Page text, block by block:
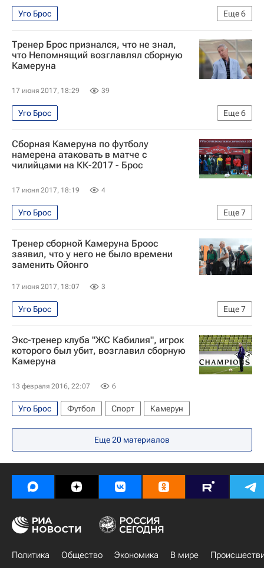
Еще6
Уго Брос
Кубок конфедераций по футболу 2017
Футбол
Спорт
Кубок конфедераций 2017
Камерун
Амбруаз Ойонго
Тренер Брос признался, что не знал,
что Непомнящий возглавлял сборную
Камеруна
17 июня 2017, 18:29 39
Еще6
Уго Брос
Кубок конфедераций по футболу 2017
Футбол
Спорт
Валерий Непомнящий
Кубок конфедераций 2017
Камерун
Сборная Камеруна по футболу
намерена атаковать в матче с
чилийцами на КК-2017 - Брос
17 июня 2017, 18:19 4
Еще7
Уго Брос
Кубок конфедераций по футболу 2017
Футбол
Спорт
Кубок конфедераций 2017
Камерун
Бенжамен Муканджо
Тренер сборной Камеруна Броос
заявил, что у него не было времени
заменить Ойонго
17 июня 2017, 18:07 3
Еще7
Уго Брос
Кубок конфедераций по футболу 2017
Футбол
Спорт
Кубок конфедераций 2017
Чили
Камерун
Экс-тренер клуба "ЖС Кабилия", игрок
которого был убит, возглавил сборную
Камеруна
13 февраля 2016, 22:07 6
Уго Брос Футбол Спорт Камерун
Еще20 материалов
Политика Общество Экономика В мире